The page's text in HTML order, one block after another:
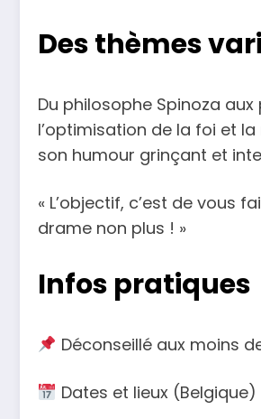
Des thèmes
Du philosophe Spinoza
l’optimisation de la foi et
son humour grinçant et
« L’objectif, c’est de vous
drame non plus ! »
Infos pratiques
Déconseillé aux moins
Dates et lieux (Belgique)